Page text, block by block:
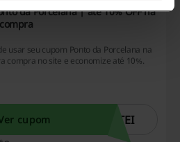
da Porcelana | até 10% OFF na
usar seu cupom Ponto da Porcelana na
compra no site e economize até 10%.
cupom
TEI